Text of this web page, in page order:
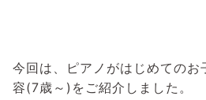
今回は、ピアノがはじめてのお
容(7歳～)をご紹介しました。